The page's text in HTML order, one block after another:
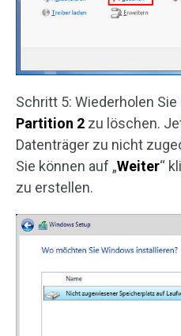
Schritt 5: Wiederholen Sie
Partition 2 zu löschen.
Datenträger zu nicht
Sie können auf „Weiter“
zu erstellen.